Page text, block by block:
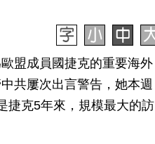
盟成員國捷克的重要海外
共屢次出言警告，她本週
捷克5年來，規模最大的訪